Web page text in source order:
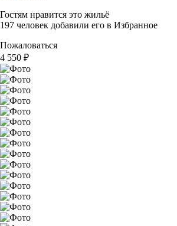
Гостям нравится это жильё
197 человек добавили его в Избранное
Пожаловаться
4 550 ₽